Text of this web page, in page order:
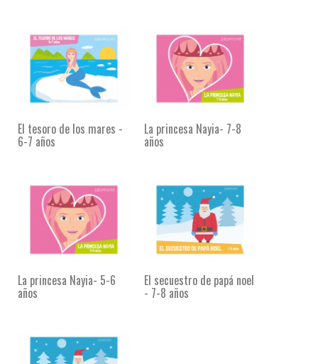
El tesoro de los mares -
6-7 años
La princesa Nayia- 7-8
años
La princesa Nayia- 5-6
años
El secuestro de papá noel
- 7-8 años